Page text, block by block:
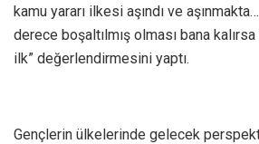
kamu yararı ilkesi aşındı ve
derece boşaltılmış olması bana
ilk” değerlendirmesini yaptı.
Gençlerin ülkelerinde gelecek